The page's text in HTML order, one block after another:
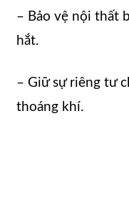
– Bảo vệ nội thất
hắt.
– Giữ sự riêng tư
thoáng khí.